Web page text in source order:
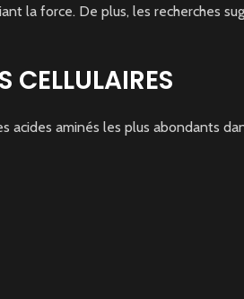
la force. De plus, les recherches
CELLULAIRES
acides aminés les plus abondants